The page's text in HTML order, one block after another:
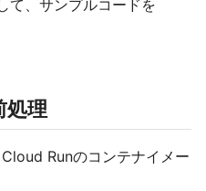
て、サンプルコードを
理
Runのコンテナイメー